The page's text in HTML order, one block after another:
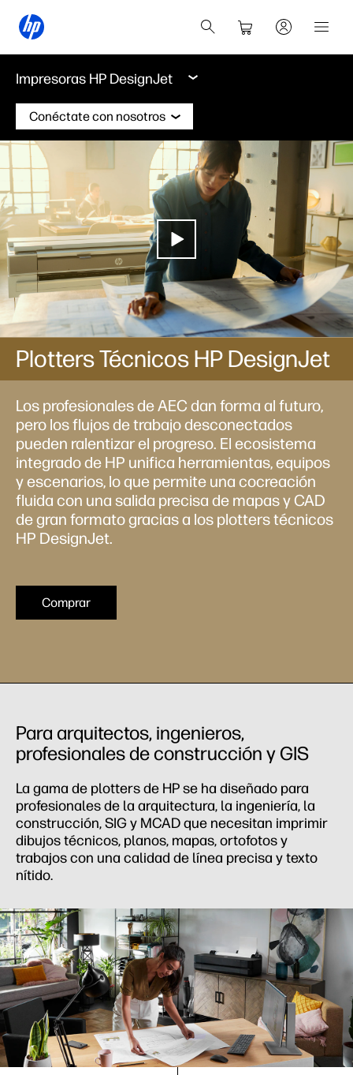
Impresoras HP DesignJet
Conéctate con nosotros
Plotters Técnicos HP DesignJet
Los profesionales de AEC dan forma al futuro,
pero los flujos de trabajo desconectados
pueden ralentizar el progreso. El ecosistema
integrado de HP unifica herramientas, equipos
y escenarios, lo que permite una cocreación
fluida con una salida precisa de mapas y CAD
de gran formato gracias a los plotters técnicos
HP DesignJet.
Comprar
Para arquitectos, ingenieros,
profesionales de construcción y GIS
La gama de plotters de HP se ha diseñado para
profesionales de la arquitectura, la ingeniería, la
construcción, SIG y MCAD que necesitan imprimir
dibujos técnicos, planos, mapas, ortofotos y
trabajos con una calidad de línea precisa y texto
nítido.